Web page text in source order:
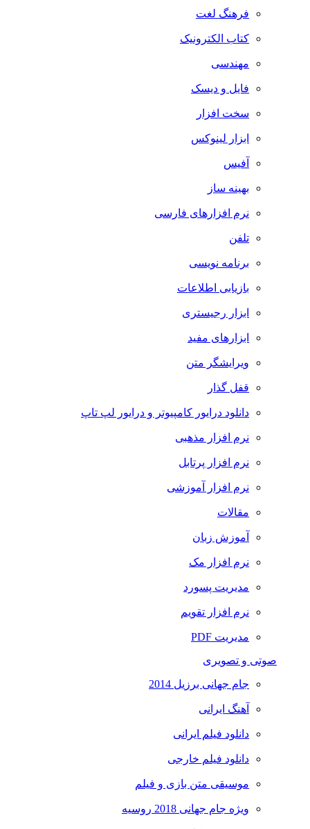
فرهنگ لغت
کتاب الکترونیک
مهندسی
فایل و دیسک
سخت افزار
ابزار لینوکس
آفیس
بهینه ساز
نرم افزارهای فارسی
تلفن
برنامه نویسی
بازیابی اطلاعات
ابزار رجیستری
ابزارهای مفید
ویرایشگر متن
قفل گذار
دانلود درایور کامپیوتر و درایور لپ تاپ
نرم افزار مذهبی
نرم افزار پرتابل
نرم افزار آموزشی
مقالات
آموزش زبان
نرم افزار مک
مدیریت پسورد
نرم افزار تقویم
مدیریت PDF
صوتی و تصویری
جام جهانی برزیل 2014
آهنگ ایرانی
دانلود فیلم ایرانی
دانلود فیلم خارجی
موسیقی متن بازی و فیلم
ویژه جام جهانی 2018 روسیه